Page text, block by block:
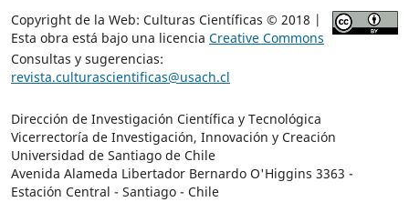
Copyright de la Web: Culturas Científicas © 2018 |
Esta obra está bajo una licencia Creative Commons
Consultas y sugerencias:
revista.culturascientificas@usach.cl
Dirección de Investigación Científica y Tecnológica
Vicerrectoría de Investigación, Innovación y Creación
Universidad de Santiago de Chile
Avenida Alameda Libertador Bernardo O'Higgins 3363 -
Estación Central - Santiago - Chile